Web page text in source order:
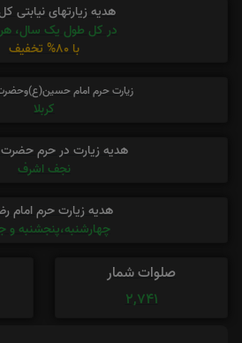
هدیه زیارتهای نیابتی
در کل طول یک سال،
با 80% تخفیف
زیارت حرم امام
کربلا
هدیه زیارت در حرم
نجف اشرف
هدیه زیارت حرم امام
چهارشنبه،پنجشنبه و
صلوات شمار
2,741